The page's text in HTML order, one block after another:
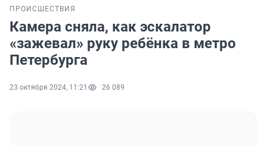
ПРОИСШЕСТВИЯ
Камера сняла, как эскалатор
«зажевал» руку ребёнка в метро
Петербурга
23 октября 2024, 11:21 26 089